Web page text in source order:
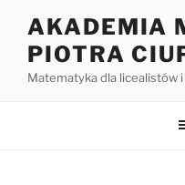
treści
AKADEMIA
PIOTRA
Matematyka dla licealistów